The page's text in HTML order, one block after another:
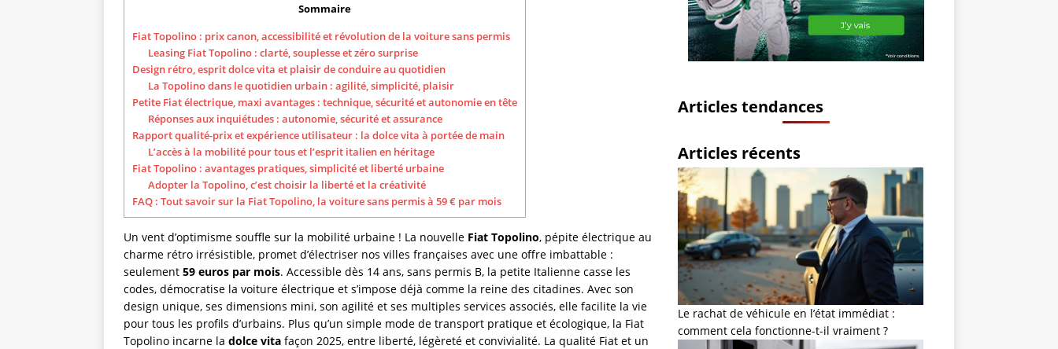
Sommaire
Fiat Topolino : prix canon, accessibilité et révolution de la voiture sans permis
Leasing Fiat Topolino : clarté, souplesse et zéro surprise
Design rétro, esprit dolce vita et plaisir de conduire au quotidien
La Topolino dans le quotidien urbain : agilité, simplicité, plaisir
Petite Fiat électrique, maxi avantages : technique, sécurité et autonomie en tête
Réponses aux inquiétudes : autonomie, sécurité et assurance
Rapport qualité-prix et expérience utilisateur : la dolce vita à portée de main
L’accès à la mobilité pour tous et l’esprit italien en héritage
Fiat Topolino : avantages pratiques, simplicité et liberté urbaine
Adopter la Topolino, c’est choisir la liberté et la créativité
FAQ : Tout savoir sur la Fiat Topolino, la voiture sans permis à 59 € par mois
Un vent d’optimisme souffle sur la mobilité urbaine ! La nouvelle Fiat Topolino, pépite électrique au
charme rétro irrésistible, promet d’électriser nos villes françaises avec une offre imbattable :
seulement 59 euros par mois. Accessible dès 14 ans, sans permis B, la petite Italienne casse les
codes, démocratise la voiture électrique et s’impose déjà comme la reine des citadines. Avec son
design unique, ses dimensions mini, son agilité et ses multiples services associés, elle facilite la vie
pour tous les profils d’urbains. Plus qu’un simple mode de transport pratique et écologique, la Fiat
Topolino incarne la dolce vita façon 2025, entre liberté, légèreté et convivialité. La qualité Fiat et un
Articles tendances
Articles récents
Le rachat de véhicule en l’état immédiat :
comment cela fonctionne-t-il vraiment ?